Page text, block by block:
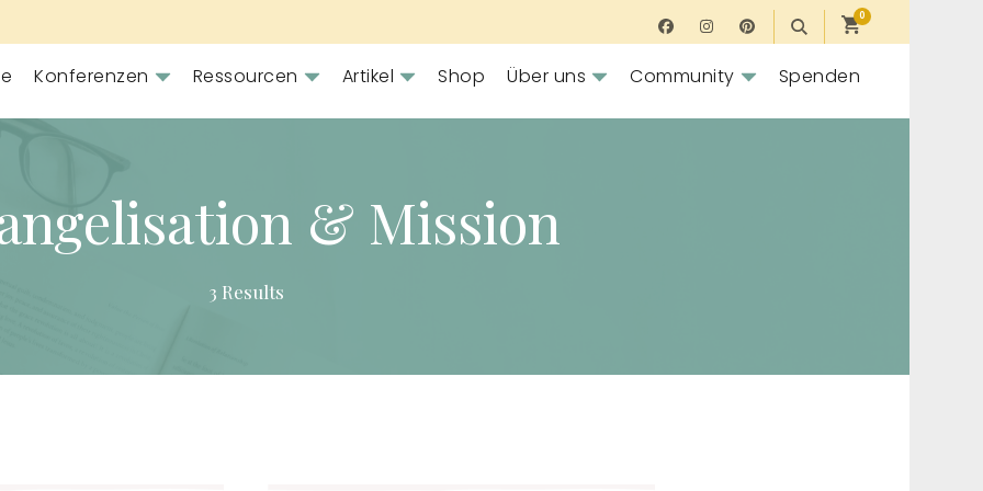
0
Konferenzen Ressourcen Artikel Shop Über uns Community Spenden
& Mission
3 Results